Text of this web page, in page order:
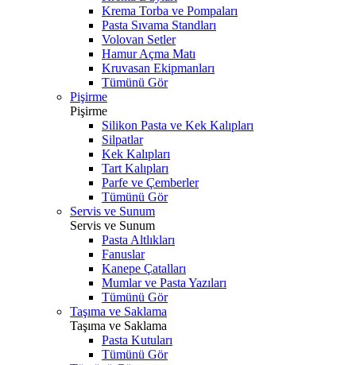
Krema Torba ve Pompaları
Pasta Sıvama Standları
Volovan Setler
Hamur Açma Matı
Kruvasan Ekipmanları
Tümünü Gör
Pişirme
Pişirme
Silikon Pasta ve Kek Kalıpları
Silpatlar
Kek Kalıpları
Tart Kalıpları
Parfe ve Çemberler
Tümünü Gör
Servis ve Sunum
Servis ve Sunum
Pasta Altlıkları
Fanuslar
Kanepe Çatalları
Mumlar ve Pasta Yazıları
Tümünü Gör
Taşıma ve Saklama
Taşıma ve Saklama
Pasta Kutuları
Tümünü Gör